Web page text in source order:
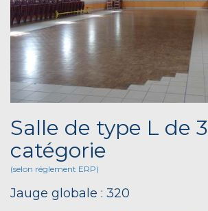
Salle de type L de 3
catégorie
(selon réglement ERP)
Jauge globale : 320